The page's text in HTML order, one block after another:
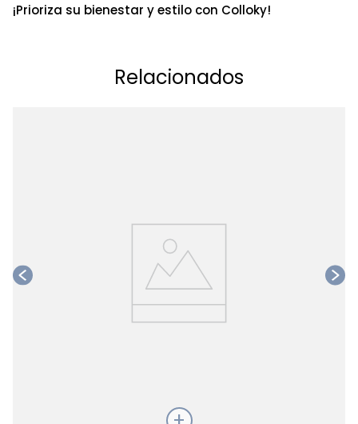
¡Prioriza su bienestar y estilo con Colloky!
Relacionados